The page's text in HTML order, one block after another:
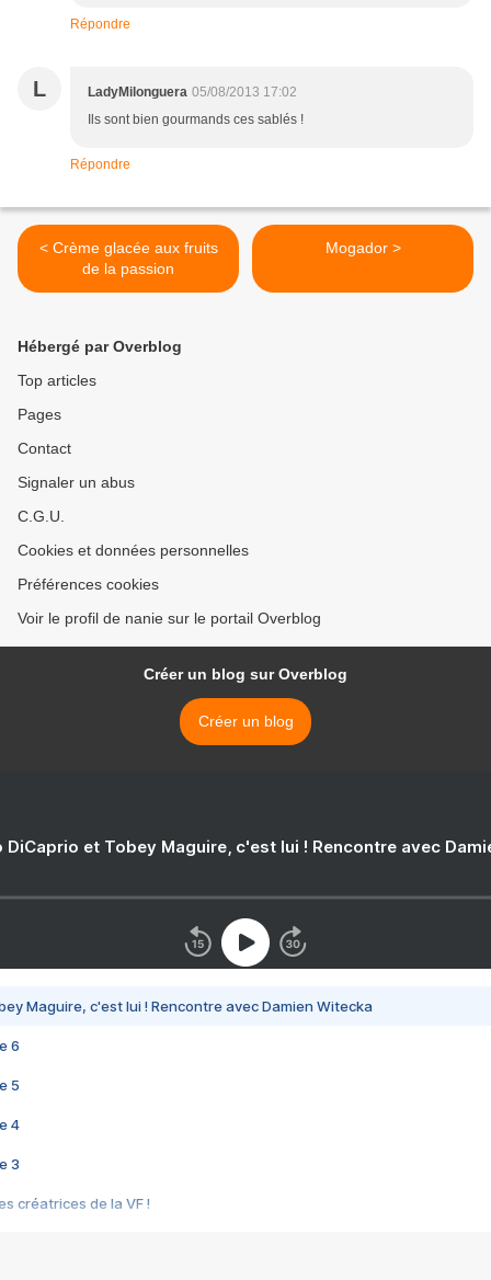
Répondre
L LadyMilonguera 05/08/2013 17:02
Ils sont bien gourmands ces sablés !
Répondre
< Crème glacée aux fruits
de la passion
Mogador >
Hébergé par Overblog
Top articles
Pages
Contact
Signaler un abus
C.G.U.
Cookies et données personnelles
Préférences cookies
Voir le profil de nanie sur le portail Overblog
Créer un blog sur Overblog
Créer un blog
DiCaprio et Tobey Maguire, c'est lui ! Rencontre avec
Maguire, c'est lui ! Rencontre avec Damien Witecka
6
5
4
3
créatrices de la VF !